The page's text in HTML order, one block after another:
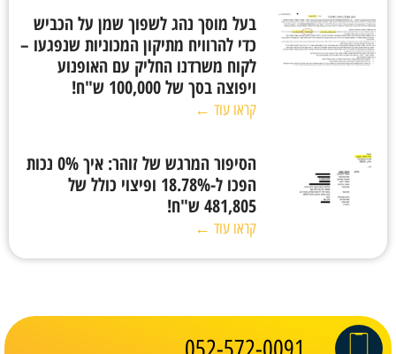
בעל מוסך נהג לשפוך שמן על הכביש
כדי להרוויח מתיקון המכוניות שנפגעו –
לקוח משרדנו החליק עם האופנוע
ויפוצה בסך של 100,000 ש"ח!
קראו עוד ←
הסיפור המרגש של זוהר: איך 0% נכות
הפכו ל-18.78% ופיצוי כולל של
481,805 ש"ח!
קראו עוד ←